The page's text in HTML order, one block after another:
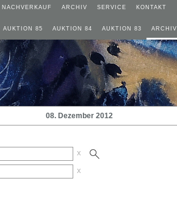
NACHVERKAUF ARCHIV SERVICE KONTAKT
AUKTION 85 AUKTION 84 AUKTION 83 ARCHIV
08. Dezember 2012
x
x